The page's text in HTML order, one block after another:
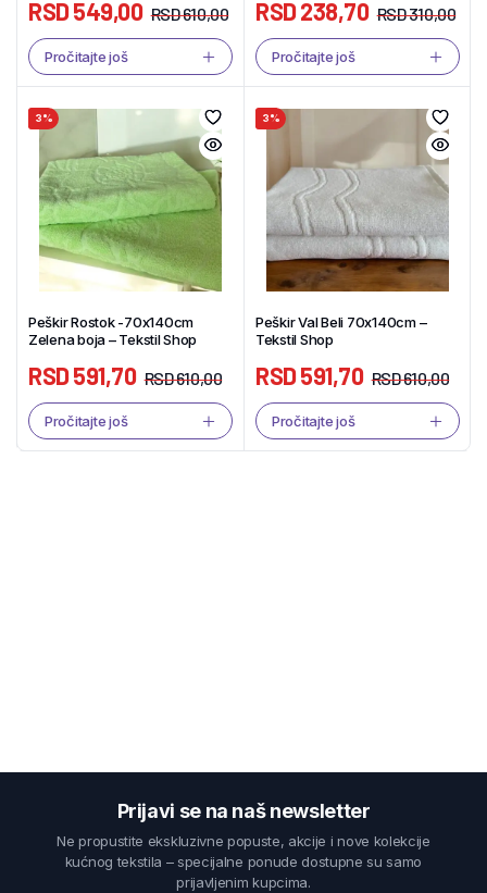
RSD610,00
RSD549,00
Pročitajte još
RSD310,00
RSD238,70
Pročitajte još
3%
Peškir Rostok -70x140cm
Zelena boja – Tekstil Shop
RSD610,00
RSD591,70
Pročitajte još
3%
Peškir Val Beli 70x140cm –
Tekstil Shop
RSD610,00
RSD591,70
Pročitajte još
Prijavi se na naš newsletter
Ne propustite ekskluzivne popuste, akcije i nove kolekcije
kućnog tekstila – specijalne ponude dostupne su samo
prijavljenim kupcima.